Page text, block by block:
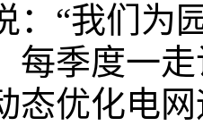
：“我们为
每季度一
态优化电